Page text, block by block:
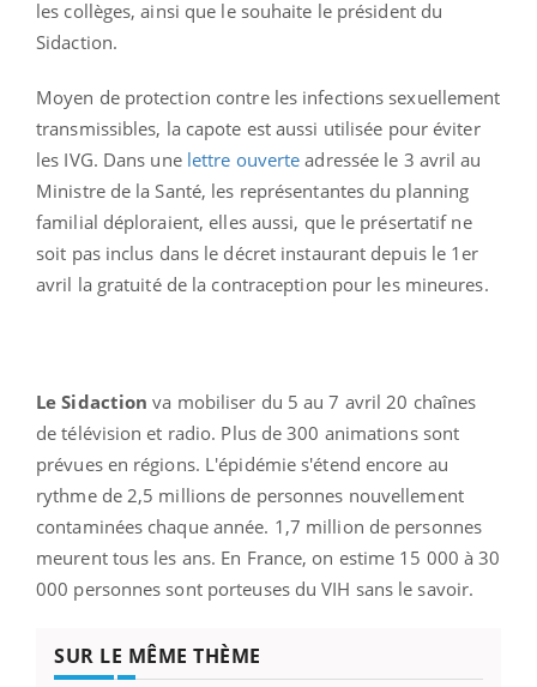
les collèges, ainsi que le souhaite le président du
Sidaction.
Moyen de protection contre les infections sexuellement
transmissibles, la capote est aussi utilisée pour éviter
les IVG. Dans une lettre ouverte adressée le 3 avril au
Ministre de la Santé, les représentantes du planning
familial déploraient, elles aussi, que le présertatif ne
soit pas inclus dans le décret instaurant depuis le 1er
avril la gratuité de la contraception pour les mineures.
Le Sidaction va mobiliser du 5 au 7 avril 20 chaînes
de télévision et radio. Plus de 300 animations sont
prévues en régions. L'épidémie s'étend encore au
rythme de 2,5 millions de personnes nouvellement
contaminées chaque année. 1,7 million de personnes
meurent tous les ans. En France, on estime 15 000 à 30
000 personnes sont porteuses du VIH sans le savoir.
SUR LE MÊME THÈME